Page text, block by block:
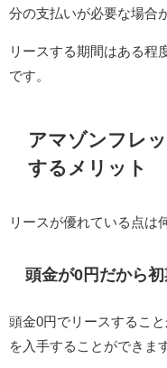
分の支払いが必要な場合
リースする期間はある程
です。
アマゾンフレ
するメリット
リースが優れている点は
頭金が0円だから
頭金0円でリースするこ
を入手することができま